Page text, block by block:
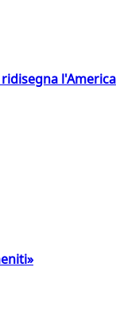
l'America